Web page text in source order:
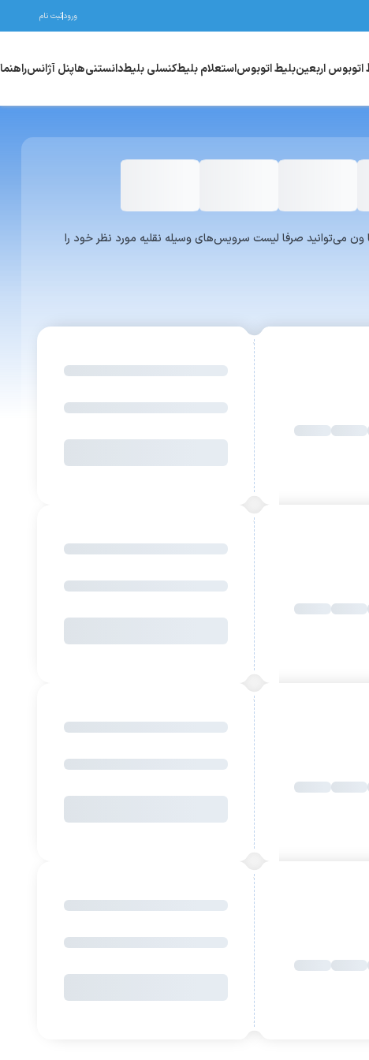
ورودثبت نام
اتوبوس اربعینبلیط اتوبوساستعلام بلیطکنسلی بلیطدانستنی‌هاپنل آژانسراهنما
سواری یا ون می‌توانید صرفا لیست سرویس‌های وسیله نقلیه مورد نظر خود را